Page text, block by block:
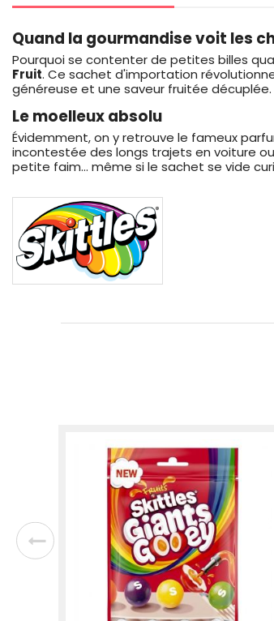
Quand la gourmandise voit les
Pourquoi se contenter de petites billes
Fruit. Ce sachet d'importation
généreuse et une saveur fruitée décuplée.
Le moelleux absolu
Évidemment, on y retrouve le fameux
incontestée des longs trajets en voiture
petite faim... même si le sachet se vide